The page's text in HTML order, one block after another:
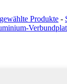
Produkte -